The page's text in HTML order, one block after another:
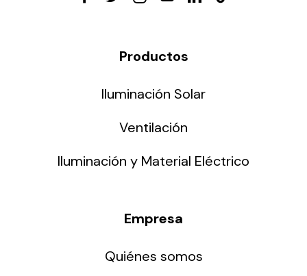
Productos
Iluminación Solar
Ventilación
Iluminación y Material Eléctrico
Empresa
Quiénes somos